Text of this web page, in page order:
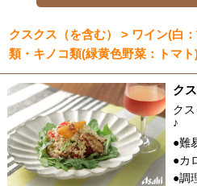
クスクス（を含む） > ワイン(白
類・キノコ類(緑黄色野菜：トマ
ク
ク
♪
●難
●カ
●調